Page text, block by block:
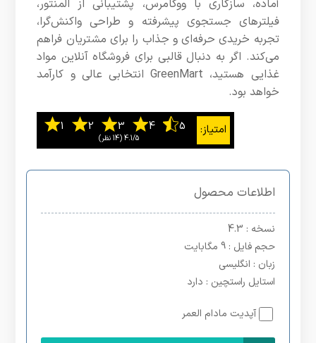
آماده، سازگاری با ووکامرس، پشتیبانی از المنتور،
فیلترهای جستجوی پیشرفته و طراحی واکنش‌گرا،
تجربه خریدی حرفه‌ای و جذاب را برای مشتریان فراهم
می‌کند. اگر به دنبال قالبی برای فروشگاه آنلاین مواد
غذایی هستید، GreenMart انتخابی عالی و کارآمد
خواهد بود.
4.1/5
اطلاعات محصول
نسخه : 4.3
حجم فایل : 9 مگابایت
زبان : انگلیسی
استایل راستچین : دارد
آپدیت مادام العمر